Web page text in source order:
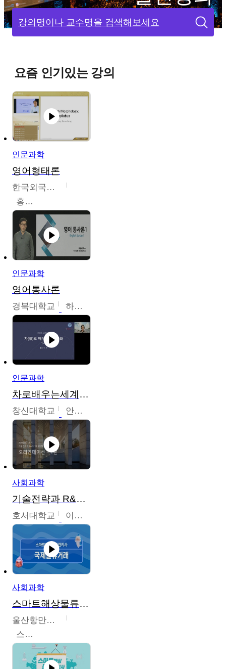
강의명이나 교수명을 검색해보세요
요즘 인기있는 강의
인문과학
영어형태론
한국외국어대학교
홍성훈
인문과학
영어통사론
경북대학교 하승완
인문과학
차로배우는세계문화
창신대학교 안소영
사회과학
기술전략과 R&D기획
호서대학교 이원희
사회과학
스마트해상물류관리사 교육과정
울산항만공사
스마트해상물류관리사 교육위원회